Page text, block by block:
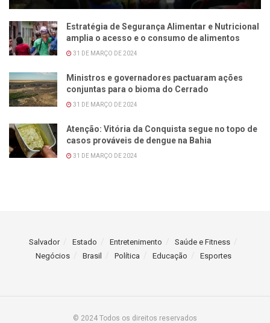
Estratégia de Segurança Alimentar e Nutricional
amplia o acesso e o consumo de alimentos
31 DE MARÇO DE 2024
Ministros e governadores pactuaram ações
conjuntas para o bioma do Cerrado
31 DE MARÇO DE 2024
Atenção: Vitória da Conquista segue no topo de
casos prováveis de dengue na Bahia
31 DE MARÇO DE 2024
Salvador Estado Entretenimento
Saúde e Fitness
Negócios
Brasil Política Educação Esportes
© 2024 Todos os direitos reservados